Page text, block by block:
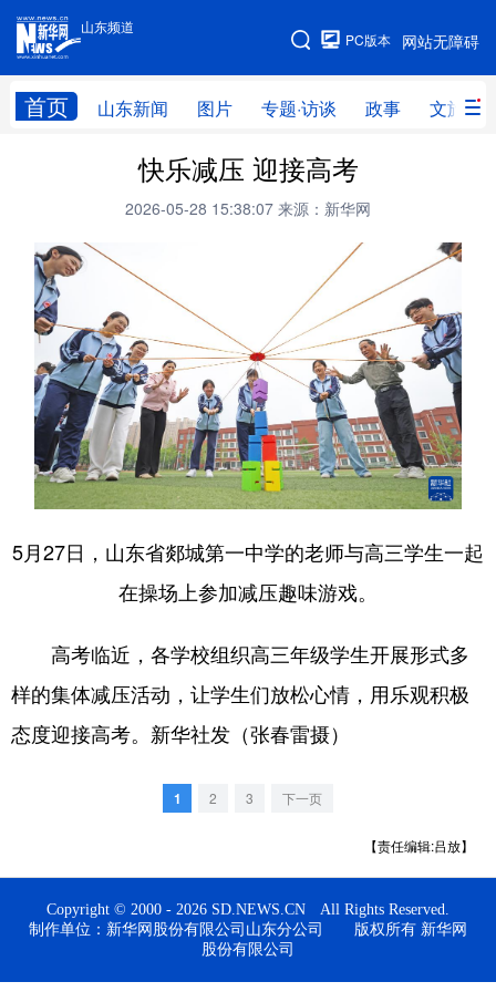
山东频道
网站无障碍
PC版本
首页 山东新闻 图片 专题·访谈 政事 文旅
手机版
网站地图
高层 时政
财经 网评
台湾 教育
科普 体育 文化
健康 军事 访谈 视频
图片 中央文件 金融 汽车
食品 人居 信息化 乡村振兴
溯源中国 城市 旅游 能源
彩票 娱乐 时尚
公益 书画
地方频道
文旅 社会民生
科教
健康 微视齐鲁
快乐减压 迎接高考
2026-05-28 15:38:07 来源：新华网
5月27日，山东省郯城第一中学的老师与高三学生一起
在操场上参加减压趣味游戏。
高考临近，各学校组织高三年级学生开展形式多
样的集体减压活动，让学生们放松心情，用乐观积极
态度迎接高考。新华社发（张春雷摄）
1 2 3 下一页
【责任编辑:吕放】
Copyright © 2000 - 2026 SD.NEWS.CN All Rights Reserved.
制作单位：新华网股份有限公司山东分公司 版权所有 新华网
股份有限公司